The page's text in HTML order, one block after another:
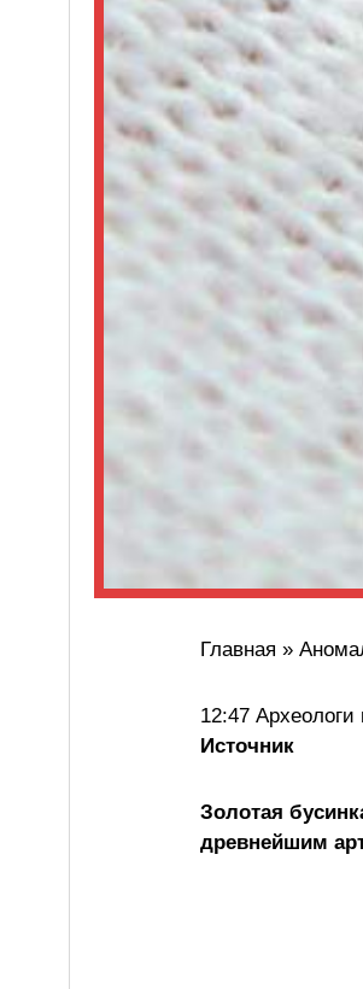
Главная »
12:47
Источник
Золотая
древнейшим